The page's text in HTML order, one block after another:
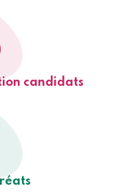
candidats